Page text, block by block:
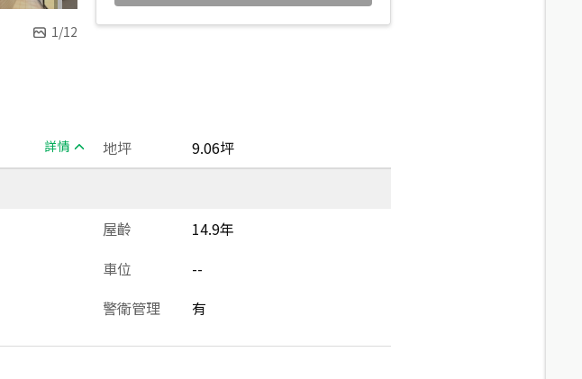
1/12
詳情 地坪
9.06坪
屋齡
14.9年
車位
--
警衛管理 有